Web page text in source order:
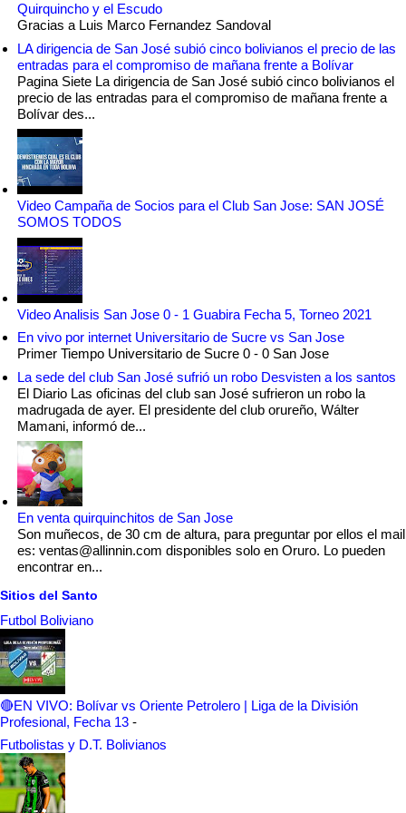
Quirquincho y el Escudo
Gracias a Luis Marco Fernandez Sandoval
LA dirigencia de San José subió cinco bolivianos el precio de las
entradas para el compromiso de mañana frente a Bolívar
Pagina Siete La dirigencia de San José subió cinco bolivianos el
precio de las entradas para el compromiso de mañana frente a
Bolívar des...
Video Campaña de Socios para el Club San Jose: SAN JOSÉ
SOMOS TODOS
Video Analisis San Jose 0 - 1 Guabira Fecha 5, Torneo 2021
En vivo por internet Universitario de Sucre vs San Jose
Primer Tiempo Universitario de Sucre 0 - 0 San Jose
La sede del club San José sufrió un robo Desvisten a los santos
El Diario Las oficinas del club san José sufrieron un robo la
madrugada de ayer. El presidente del club orureño, Wálter
Mamani, informó de...
En venta quirquinchitos de San Jose
Son muñecos, de 30 cm de altura, para preguntar por ellos el mail
es: ventas@allinnin.com disponibles solo en Oruro. Lo pueden
encontrar en...
Sitios del Santo
Futbol Boliviano
🔴EN VIVO: Bolívar vs Oriente Petrolero | Liga de la División
Profesional, Fecha 13 -
Futbolistas y D.T. Bolivianos